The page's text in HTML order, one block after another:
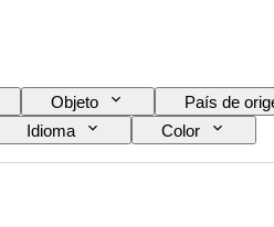
Objeto
País de
Idioma
Color
Tipo de telescopio